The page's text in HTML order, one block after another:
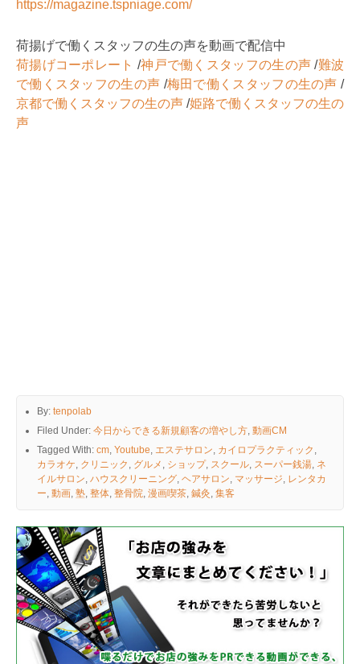
https://magazine.tspniage.com/
荷揚げで働くスタッフの生の声を動画で配信中
荷揚げコーポレート /神戸で働くスタッフの生の声 /難波
で働くスタッフの生の声 /梅田で働くスタッフの生の声 /
京都で働くスタッフの生の声 /姫路で働くスタッフの生の
声
By: tenpolab
Filed Under: 今日からできる新規顧客の増やし方 動画CM
Tagged With: cm Youtube エステサロン カイロプラクティック
カラオケ クリニック グルメ ショップ, スクール スーパー銭湯 ネ
イルサロン ハウスクリーニング ヘアサロン マッサージ レンタカ
ー 動画 塾 整体 整骨院 漫画喫茶 鍼灸 集客